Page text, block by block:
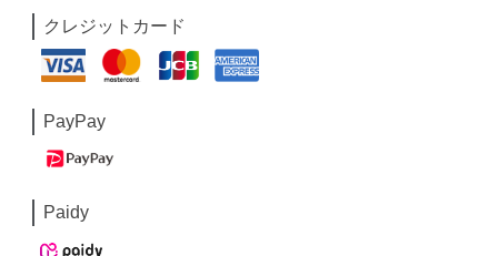
クレジットカード
PayPay
Paidy